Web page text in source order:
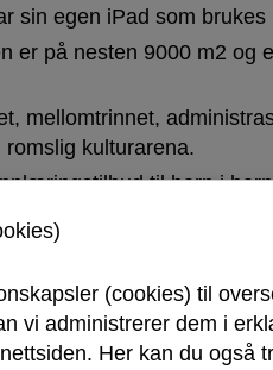
sin egen iPad som brukes
er på nesten 9000 m2 og
mellomtrinnet,
kulturarena.
til barn i
lagt til
avløste gamle
ssv
(cookies) til
vi administrerer dem i
Her kan du også